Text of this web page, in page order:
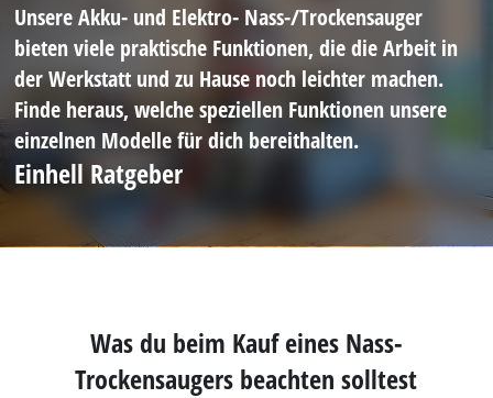
Unsere Akku- und Elektro- Nass-/Trockensauger
bieten viele praktische Funktionen, die die Arbeit in
der Werkstatt und zu Hause noch leichter machen.
Finde heraus, welche speziellen Funktionen unsere
einzelnen Modelle für dich bereithalten.
Einhell Ratgeber
Was du beim Kauf eines Nass-
Trockensaugers beachten solltest